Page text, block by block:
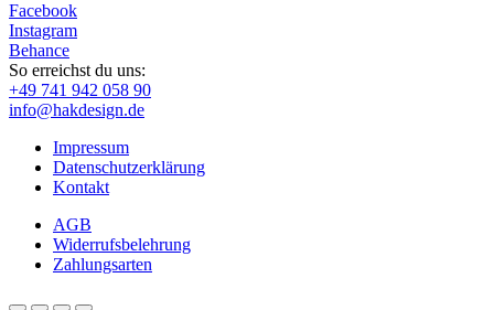
Facebook
Instagram
Behance
So erreichst du uns:
+49 741 942 058 90
info@hakdesign.de
Impressum
Datenschutzerklärung
Kontakt
AGB
Widerrufsbelehrung
Zahlungsarten